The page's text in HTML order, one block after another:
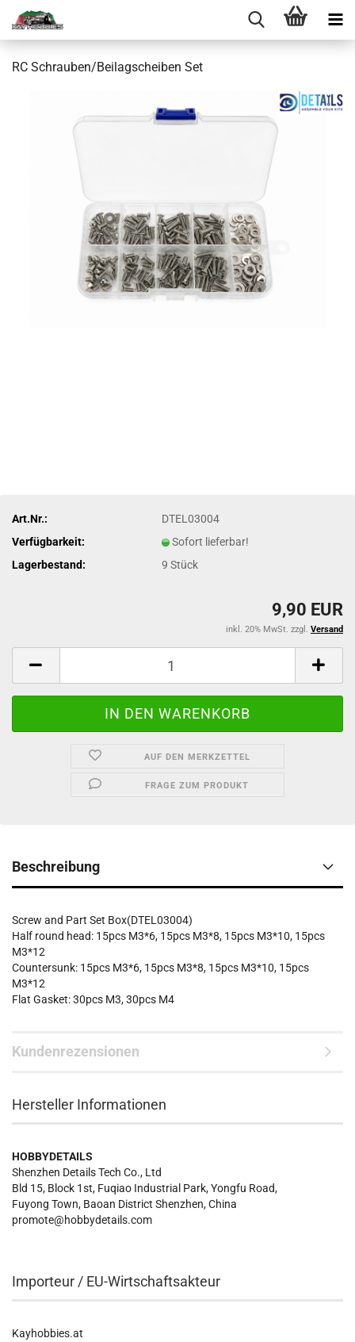
RC Schrauben/Beilagscheiben Set
Art.Nr.:
DTEL03004
Verfügbarkeit:
Sofort lieferbar!
Lagerbestand:
9Stück
9,90 EUR
inkl. 20% MwSt. zzgl. Versand
AUF DEN MERKZETTEL
FRAGE ZUM PRODUKT
Beschreibung
Screw and Part Set Box(DTEL03004)
Half round head: 15pcs M3*6, 15pcs M3*8, 15pcs M3*10, 15pcs
M3*12
Countersunk: 15pcs M3*6, 15pcs M3*8, 15pcs M3*10, 15pcs
M3*12
Flat Gasket: 30pcs M3, 30pcs M4
Kundenrezensionen
Hersteller Informationen
HOBBYDETAILS
Shenzhen Details Tech Co., Ltd
Bld 15, Block 1st, Fuqiao Industrial Park, Yongfu Road,
Fuyong Town, Baoan District Shenzhen, China
promote@hobbydetails.com
Importeur / EU-Wirtschaftsakteur
Kayhobbies.at